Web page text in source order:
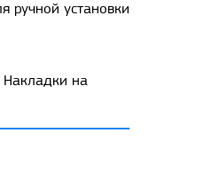
ручной установки
Накладки на